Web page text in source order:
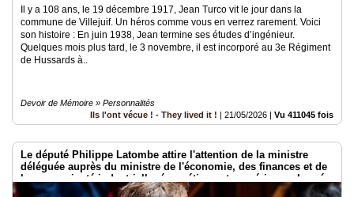
Il y a 108 ans, le 19 décembre 1917, Jean Turco vit le jour dans la
commune de Villejuif. Un héros comme vous en verrez rarement. Voici
son histoire : En juin 1938, Jean termine ses études d’ingénieur.
Quelques mois plus tard, le 3 novembre, il est incorporé au 3e Régiment
de Hussards à..
Devoir de Mémoire » Personnalités
Ils l'ont vécue ! - They lived it ! | 21/05/2026 | Vu 411045 fois
Le député Philippe Latombe attire l'attention de la ministre
déléguée auprès du ministre de l'économie, des finances et de
la souveraineté industrielle, énergétique et numérique, chargée
de l'intelligence artificielle et du numérique